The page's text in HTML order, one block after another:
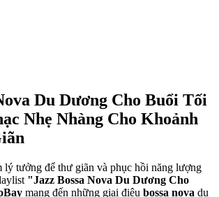
Du Dương Cho Buổi Tối
Nhẹ Nhàng Cho Khoảnh
lý tưởng để thư giãn và phục hồi năng lượng
"Jazz Bossa Nova Du Dương Cho
mang đến những giai điệu bossa nova du